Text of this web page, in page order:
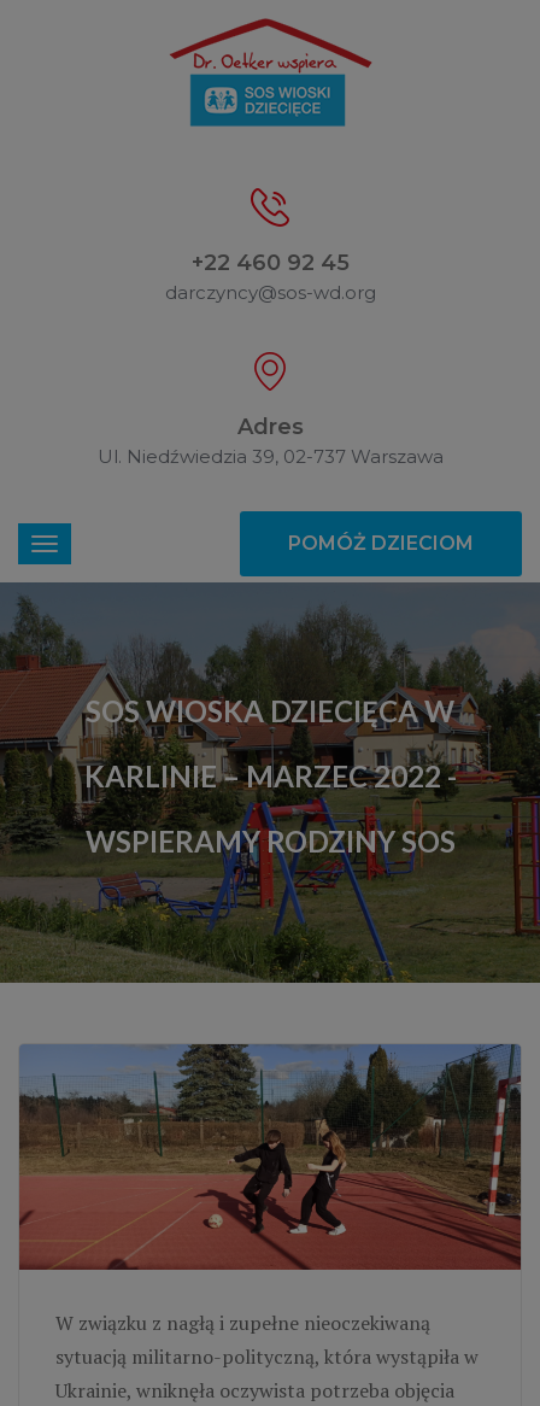
+22 460 92 45
darczyncy@sos-wd.org
Adres
Ul. Niedźwiedzia 39, 02-737 Warszawa
POMÓŻ DZIECIOM
SOS WIOSKA DZIECIĘCA W
KARLINIE – MARZEC 2022 -
WSPIERAMY RODZINY SOS
W związku z nagłą i zupełne nieoczekiwaną
sytuacją militarno-polityczną, która wystąpiła w
Ukrainie, wniknęła oczywista potrzeba objęcia